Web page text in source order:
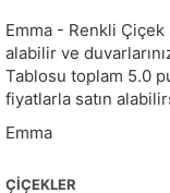
Emma - Renkli Çiçek
alabilir ve
Tablosu toplam 5.0
fiyatlarla satın
Emma
ÇIÇEKLER